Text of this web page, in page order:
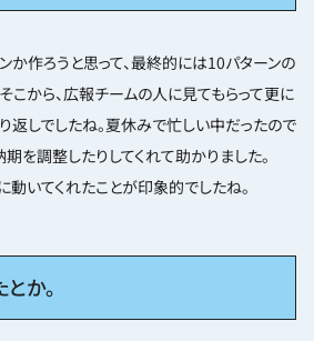
か作ろうと思って、最終的には10パターンの
こから、広報チームの人に見てもらって更に
返しでしたね。夏休みで忙しい中だったので
を調整したりしてくれて助かりました。
いてくれたことが印象的でしたね。
か。